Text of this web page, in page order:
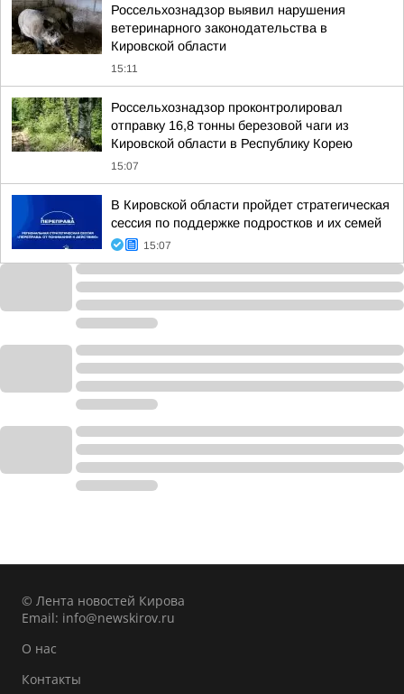
Россельхознадзор выявил нарушения
ветеринарного законодательства в
Кировской области
15:11
Россельхознадзор проконтролировал
отправку 16,8 тонны березовой чаги из
Кировской области в Республику Корею
15:07
В Кировской области пройдет стратегическая
сессия по поддержке подростков и их семей
15:07
© Лента новостей Кирова
Email: info@newskirov.ru
О нас
Контакты